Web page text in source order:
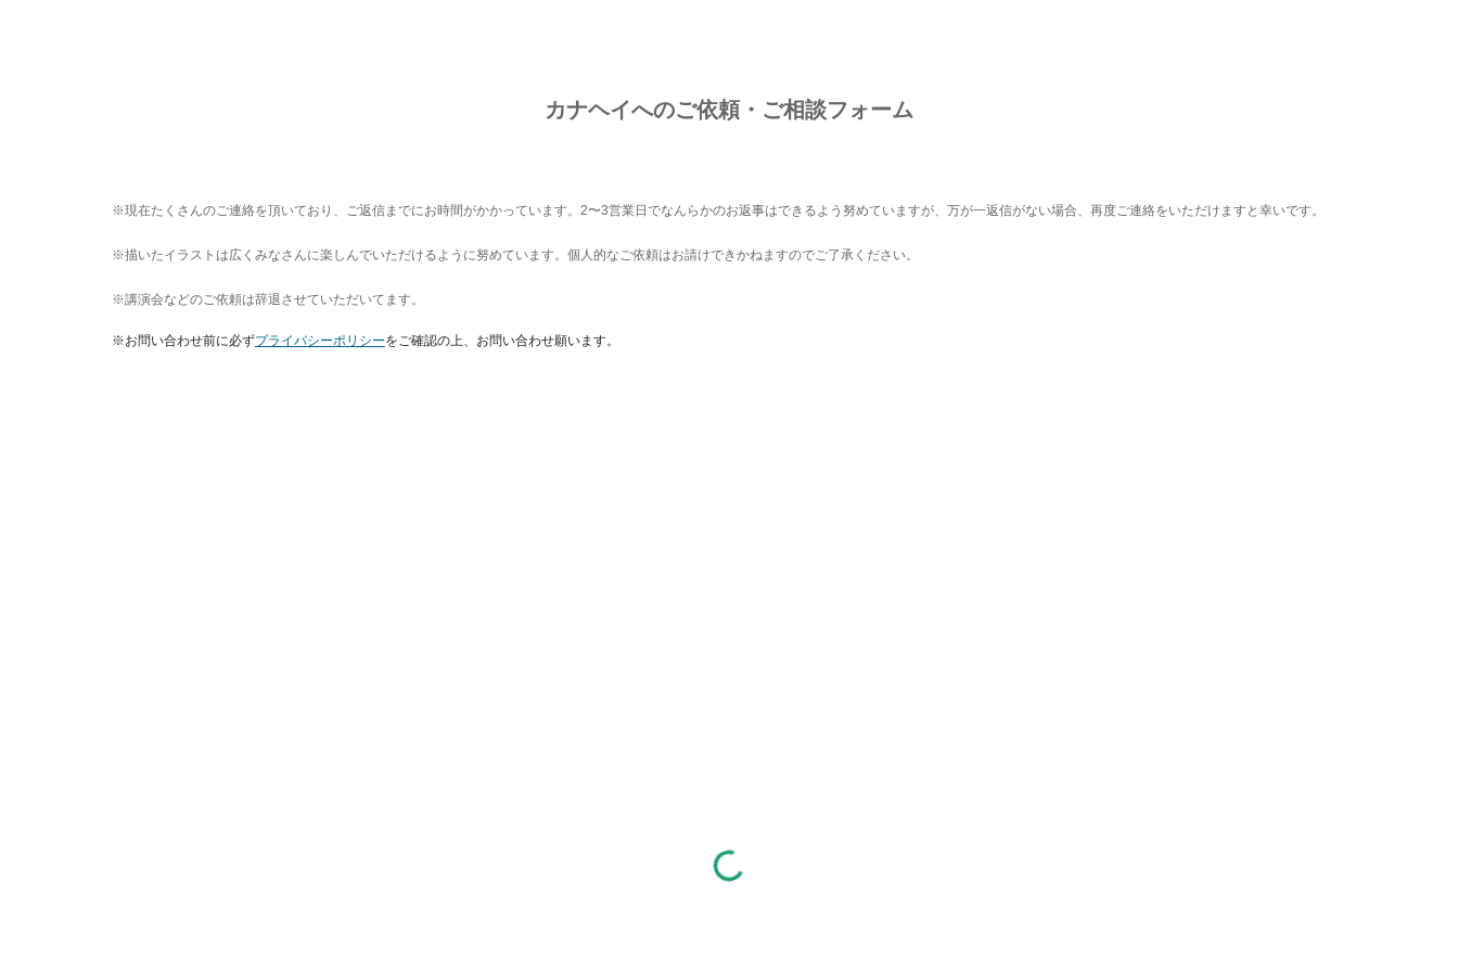
カナヘイへのご依頼・ご相談フォーム
※現在たくさんのご連絡を頂いており、ご返信までにお時間がかかっています。2〜3営業日でなんらかのお返事はできるよう努めていますが、万が一返信がない場合、再度ご連絡をいただけますと幸いです。
※描いたイラストは広くみなさんに楽しんでいただけるように努めています。個人的なご依頼はお請けできかねますのでご了承ください。
※講演会などのご依頼は辞退させていただいてます。
※お問い合わせ前に必ずプライバシーポリシーをご確認の上、お問い合わせ願います。